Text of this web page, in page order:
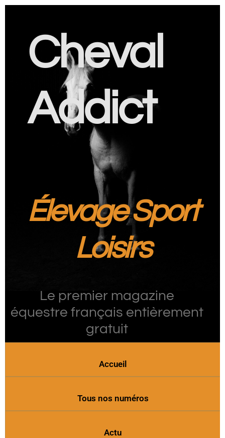
Cheval
Addict
Élevage Sport
Loisirs
Le premier magazine
équestre français entièrement
gratuit
Accueil
Tous nos numéros
Actu